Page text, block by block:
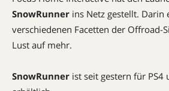
SnowRunner ins Netz gestellt.
verschiedenen Facetten der Offroad-
Lust auf mehr.
SnowRunner ist seit gestern für PS4